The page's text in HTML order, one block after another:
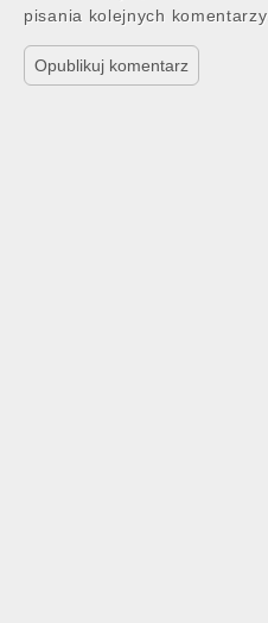
pisania kolejnych komentarzy.